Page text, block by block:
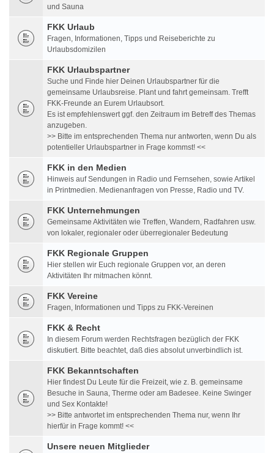
und Sauna
FKK Urlaub
Fragen, Informationen, Tipps und Reiseberichte zu
Urlaubsdomizilen
FKK Urlaubspartner
Suche und Finde hier Deinen Urlaubspartner für die
gemeinsame Urlaubsreise. Plant und fahrt gemeinsam. Trefft
FKK-Freunde an Eurem Urlaubsort.
Es ist empfehlenswert ggf. den Zeitraum im Betreff des Themas
anzugeben.
>> Bitte im entsprechenden Thema nur antworten, wenn Du als
potentieller Urlaubspartner in Frage kommst! <<
FKK in den Medien
Hinweis auf Sendungen in Radio und Fernsehen, sowie Artikel
in Printmedien. Medienanfragen von Presse, Radio und TV.
FKK Unternehmungen
Gemeinsame Aktivitäten wie Treffen, Wandern, Radfahren usw.
von lokaler, regionaler oder überregionaler Bedeutung
FKK Regionale Gruppen
Hier stellen wir Euch regionale Gruppen vor, an deren
Aktivitäten Ihr mitmachen könnt.
FKK Vereine
Fragen, Informationen und Tipps zu FKK-Vereinen
FKK & Recht
In diesem Forum werden Rechtsfragen bezüglich der FKK
diskutiert. Bitte beachtet, daß dies absolut unverbindlich ist.
FKK Bekanntschaften
Hier findest Du Leute für die Freizeit, wie z. B. gemeinsame
Besuche in Sauna, Therme oder am Badesee. Keine Swinger
und Sex Kontakte!
>> Bitte antwortet im entsprechenden Thema nur, wenn Ihr
hierfür in Frage kommt! <<
Unsere neuen Mitglieder